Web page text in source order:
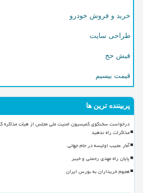
خرید و فروش خودرو
طراحی سایت
فیش حج
قیمت بیسیم
پربیننده ترین ها
درخواست سخنگوی کمیسیون امنیت ملی مجلس از هیأت مذاکره
مذاکرات راه ندهید
آمار عجیب اولیسه در جام جهانی
پایان راه مهدی رحمتی و خیبر
هجوم خریداران به بورس ایران